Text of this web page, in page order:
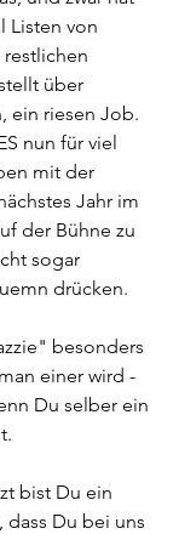
Listen von
über
ein riesen Job.
nun für viel
mit der
Jahr im
der Bühne zu
sogar
drücken.
besonders
einer wird -
Du selber ein
bist Du ein
dass Du bei uns